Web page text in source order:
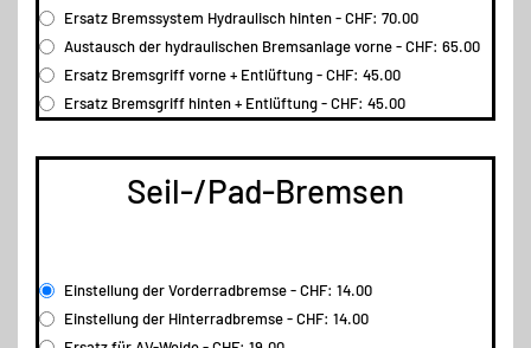
Ersatz Bremssystem Hydraulisch hinten - CHF: 70.00
Austausch der hydraulischen Bremsanlage vorne - CHF: 65.00
Ersatz Bremsgriff vorne + Entlüftung - CHF: 45.00
Ersatz Bremsgriff hinten + Entlüftung - CHF: 45.00
Seil-/Pad-Bremsen
Einstellung der Vorderradbremse - CHF: 14.00
Einstellung der Hinterradbremse - CHF: 14.00